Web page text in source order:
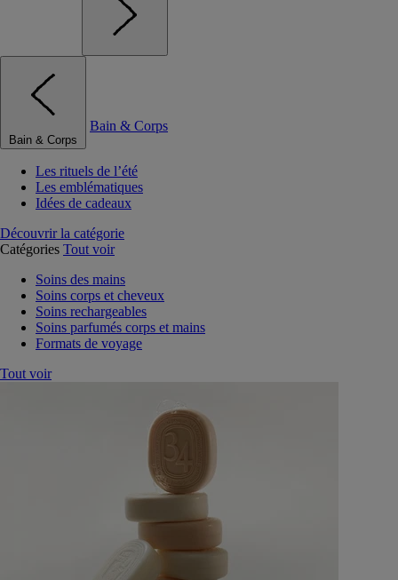
Bain & Corps
Bain & Corps
Les rituels de l’été
Les emblématiques
Idées de cadeaux
Découvrir la catégorie
Catégories Tout voir
Soins des mains
Soins corps et cheveux
Soins rechargeables
Soins parfumés corps et mains
Formats de voyage
Tout voir